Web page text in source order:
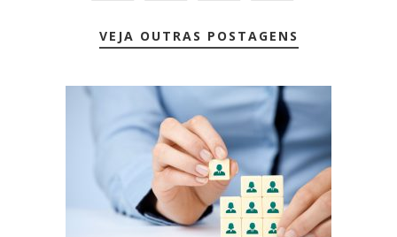
VEJA OUTRAS POSTAGENS